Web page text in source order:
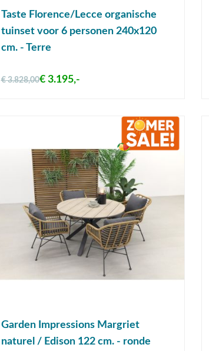
Taste Florence/Lecce organische
tuinset voor 6 personen 240x120
cm. - Terre
€ 3.828,00€ 3.195,-
Garden Impressions Margriet
naturel / Edison 122 cm. - ronde